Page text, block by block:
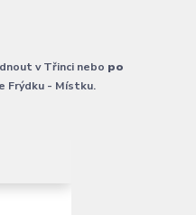
v Třinci nebo po
Frýdku - Místku.